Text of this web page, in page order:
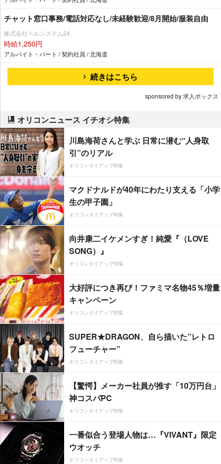
チャット窓口事務/電話対応なし/未経験歓迎/8月開始/服装自由
株式会社ベルシステム24
時給1,250円
アルバイト・パート / 契約社員 / 北海道
続きはこちら
sponsored by 求人ボックス
オリコンニュース イチオシ特集
川島海荷さんと学ぶ 日常に潜む“人身取
引”のリアル
オリコンタイアップ特集
マクドナルドが40年にわたり支える「小学
生の甲子園」
オリコンタイアップ特集
向井康二イケメンすぎ！純愛『（LOVE
SONG）』
オリコンタイアップ特集
大好評につき再び！ファミマ名物45％増量
キャンペーン
オリコンタイアップ特集
SUPER★DRAGON、自ら描いた”レトロ
フューチャー”
オリコンタイアップ特集
【驚愕】メーカー社員が推す「10万円台」
神コスパPC
オリコンタイアップ特集
一番似合う登場人物は…『VIVANT』限定
ウオッチ
オリコンタイアップ特集